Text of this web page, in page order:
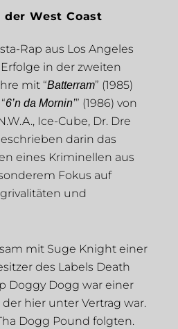
der West Coast
Rap aus Los Angeles
in der zweiten
mit “Batterram” (1985)
6’n da Mornin’” (1986) von
Ice-Cube, Dr. Dre
darin das
eines Kriminellen aus
Fokus auf
und
mit Suge Knight einer
des Labels Death
Doggy Dogg war einer
hier unter Vertrag war.
Dogg Pound folgten.